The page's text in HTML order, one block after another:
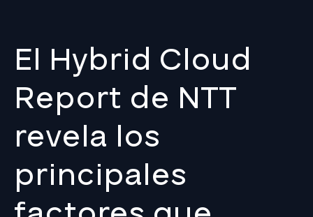
El Hybrid Cloud
Report de NTT
revela los
principales